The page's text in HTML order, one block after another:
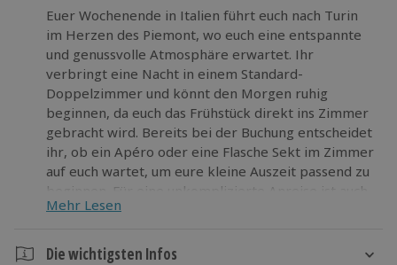
Euer Wochenende in Italien führt euch nach Turin
im Herzen des Piemont, wo euch eine entspannte
und genussvolle Atmosphäre erwartet. Ihr
verbringt eine Nacht in einem Standard-
Doppelzimmer und könnt den Morgen ruhig
beginnen, da euch das Frühstück direkt ins Zimmer
gebracht wird. Bereits bei der Buchung entscheidet
ihr, ob ein Apéro oder eine Flasche Sekt im Zimmer
auf euch wartet, um eure kleine Auszeit passend zu
beginnen. Für eine unkomplizierte Anreise ist auch
ein Parkplatz inbegriffen. Entdeckt die Stadt in
Spezialitäten und dem besonderen Flair mitreißen
Mehr Lesen
Die wichtigsten Infos